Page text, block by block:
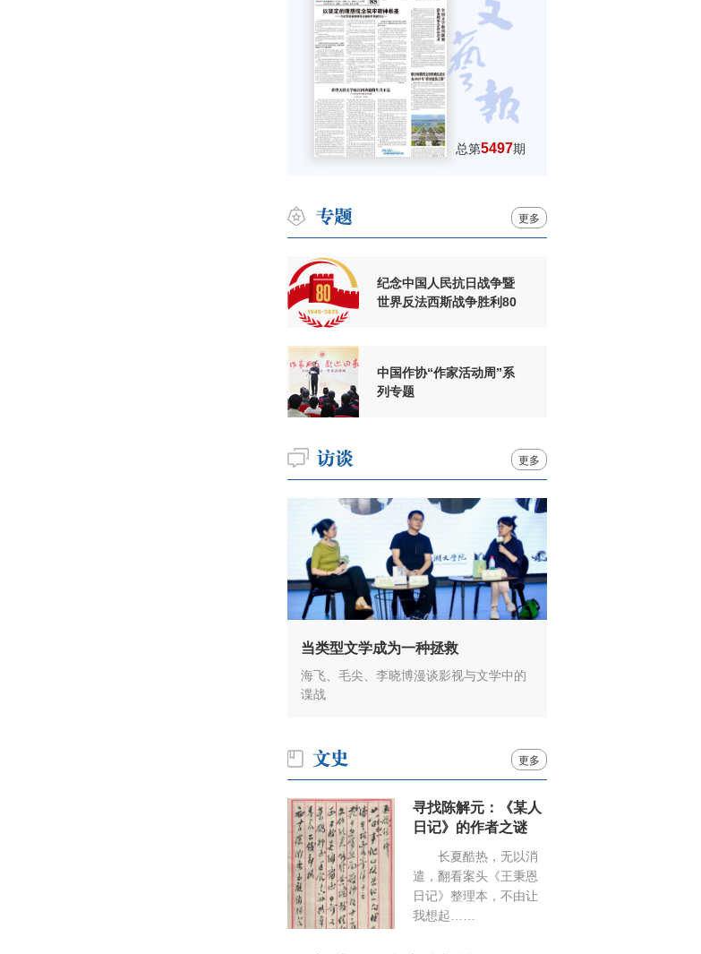
总第5497期
更多
纪念中国人民抗日战争暨
世界反法西斯战争胜利80
中国作协“作家活动周”系
列专题
更多
当类型文学成为一种拯救
海飞、毛尖、李晓博漫谈影视与文学中的
谍战
更多
寻找陈解元：《某人
日记》的作者之谜
长夏酷热，无以消
遣，翻看案头《王秉恩
日记》整理本，不由让
我想起……